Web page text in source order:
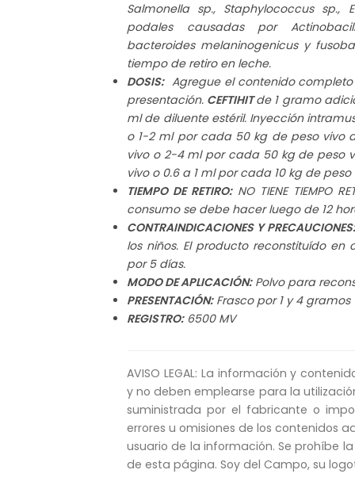
Salmonella sp., Staphylococcus sp.,
podales causadas por
bacteroides melaninogenicus y
tiempo de retiro en leche.
DOSIS:Agregue el contenido completo
presentación. CEFTIHITde 1 gramo
ml de diluente estéril. Inyección
o 1-2 ml por cada 50 kg de peso vivo
vivo o 2-4 ml por cada 50 kg de peso
vivo o 0.6 a 1 ml por cada 10 kg de
TIEMPO DE RETIRO:NO TIENE TIEMPO
consumo se debe hacer luego de 12
CONTRAINDICACIONES Y
los niños. El producto reconstituído
por 5 días.
MODO DE APLICACIÓN:Polvo para
PRESENTACIÓN:Frasco por 1 y 4 gramos
REGISTRO:6500 MV
AVISO LEGAL: La información y
y no deben emplearse para la
suministrada por el fabricante o
errores u omisiones de los contenidos
usuario de la información. Se prohíbe
de esta página. Soy del Campo, su